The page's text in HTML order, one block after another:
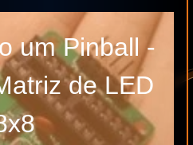
um Pinball -
de LED